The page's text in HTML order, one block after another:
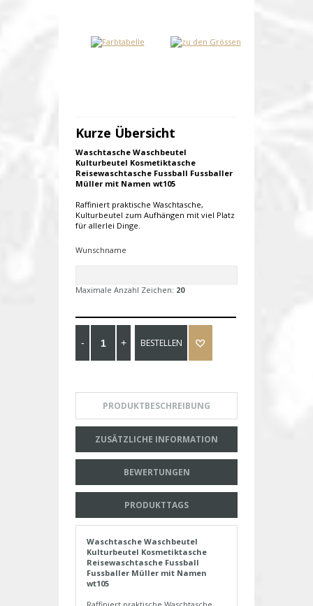
Kurze Übersicht
Waschtasche Waschbeutel
Kulturbeutel Kosmetiktasche
Reisewaschtasche Fussball Fussballer
Müller mit Namen wt105
Raffiniert praktische Waschtasche,
Kulturbeutel zum Aufhängen mit viel Platz
für allerlei Dinge.
Wunschname
Maximale Anzahl Zeichen: 20
BESTELLEN
PRODUKTBESCHREIBUNG
ZUSÄTZLICHE INFORMATION
BEWERTUNGEN
PRODUKTTAGS
Waschtasche Waschbeutel
Kulturbeutel Kosmetiktasche
Reisewaschtasche Fussball
Fussballer Müller mit Namen
wt105